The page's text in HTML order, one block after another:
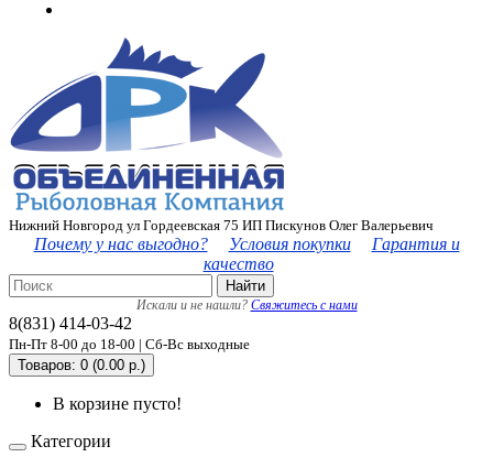
Нижний Новгород ул Гордеевская 75 ИП Пискунов Олег Валерьевич
Почему у нас выгодно? Условия покупки
Гарантия и
качество
Найти
Искали и не нашли? Свяжитесь с нами
8(831) 414-03-42
Пн-Пт 8-00 до 18-00 | Сб-Вс выходные
Товаров: 0 (0.00 р.)
В корзине пусто!
Категории